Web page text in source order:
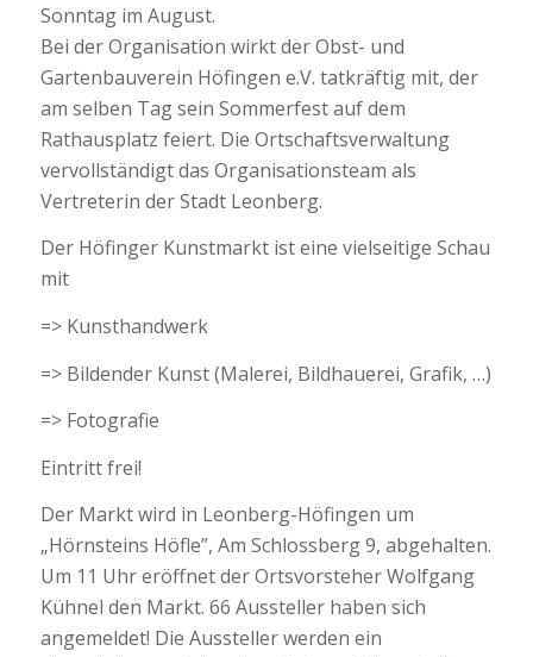
Sonntag im August.
Bei der Organisation wirkt der Obst- und
Gartenbauverein Höfingen e.V. tatkräftig mit, der
am selben Tag sein Sommerfest auf dem
Rathausplatz feiert. Die Ortschaftsverwaltung
vervollständigt das Organisationsteam als
Vertreterin der Stadt Leonberg.
Der Höfinger Kunstmarkt ist eine vielseitige Schau
mit
=> Kunsthandwerk
=> Bildender Kunst (Malerei, Bildhauerei, Grafik, …)
=> Fotografie
Eintritt frei!
Der Markt wird in Leonberg-Höfingen um
„Hörnsteins Höfle”, Am Schlossberg 9, abgehalten.
Um 11 Uhr eröffnet der Ortsvorsteher Wolfgang
Kühnel den Markt. 66 Aussteller haben sich
angemeldet! Die Aussteller werden ein